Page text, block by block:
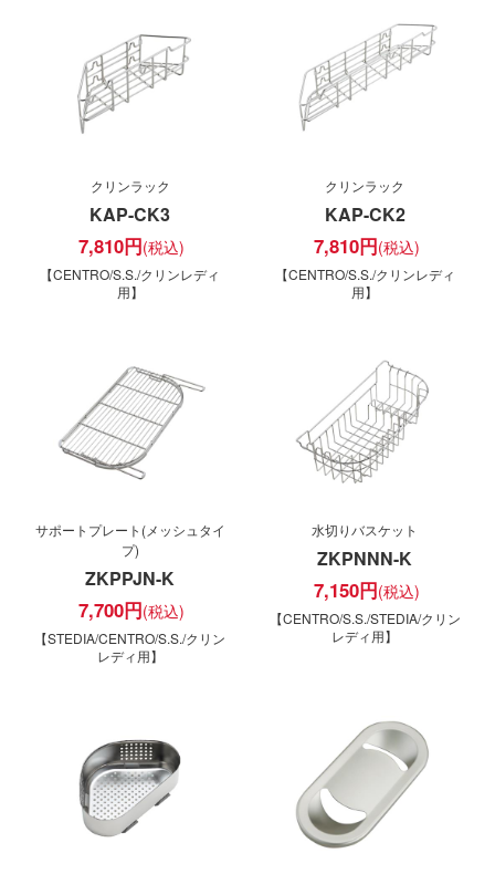
クリンラック
KAP-CK3
7,810円
【CENTRO/S.S./クリンレディ
用】
クリンラック
KAP-CK2
7,810円
【CENTRO/S.S./クリンレディ
用】
サポートプレート(メッシュタイ
プ)
ZKPPJN-K
7,700円
【STEDIA/CENTRO/S.S./クリン
レディ用】
水切りバスケット
ZKPNNN-K
7,150円
【CENTRO/S.S./STEDIA/クリン
レディ用】